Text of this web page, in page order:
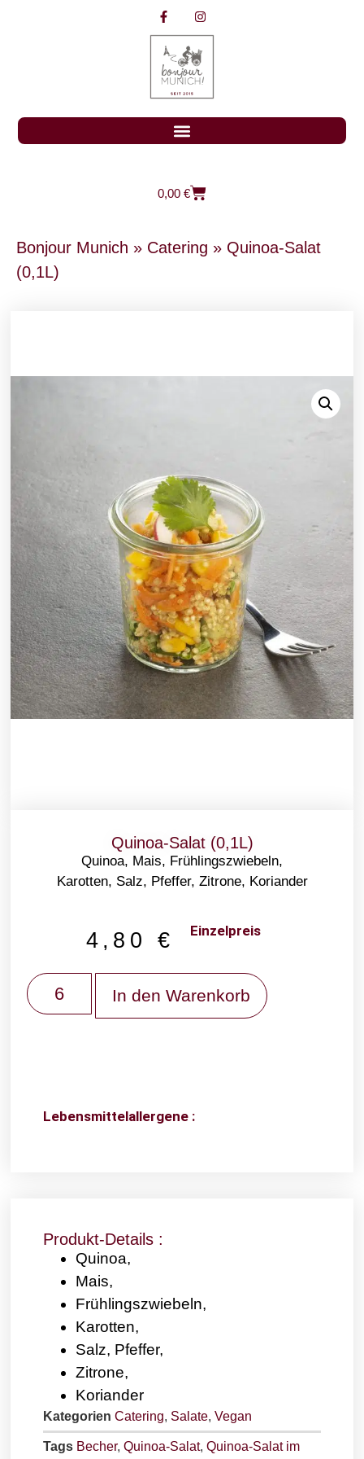
0,00 €
Bonjour Munich » Catering » Quinoa-Salat
(0,1L)
Quinoa-Salat (0,1L)
Quinoa, Mais, Frühlingszwiebeln,
Karotten, Salz, Pfeffer, Zitrone, Koriander
4,80 € Einzelpreis
In den Warenkorb
Lebensmittelallergene :
Produkt-Details :
Quinoa,
Mais,
Frühlingszwiebeln,
Karotten,
Salz, Pfeffer,
Zitrone,
Koriander
Kategorien Catering, Salate,Vegan
Tags Becher,Quinoa-Salat,Quinoa-Salat im